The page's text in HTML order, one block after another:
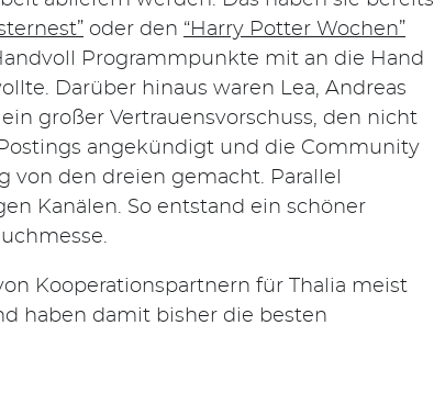
oder den “Harry Potter Wochen”
Programmpunkte mit an die Hand
Darüber hinaus waren Lea, Andreas
großer Vertrauensvorschuss, den nicht
angekündigt und die Community
den dreien gemacht. Parallel
Kanälen. So entstand ein schöner
Kooperationspartnern für Thalia meist
haben damit bisher die besten